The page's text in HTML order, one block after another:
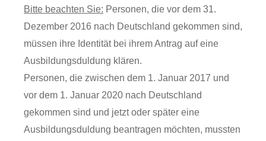
Bitte beachten Sie: Personen, die vor dem 31.
Dezember 2016 nach Deutschland gekommen sind,
müssen ihre Identität bei ihrem Antrag auf eine
Ausbildungsduldung klären.
Personen, die zwischen dem 1. Januar 2017 und
vor dem 1. Januar 2020 nach Deutschland
gekommen sind und jetzt oder später eine
Ausbildungsduldung beantragen möchten, mussten